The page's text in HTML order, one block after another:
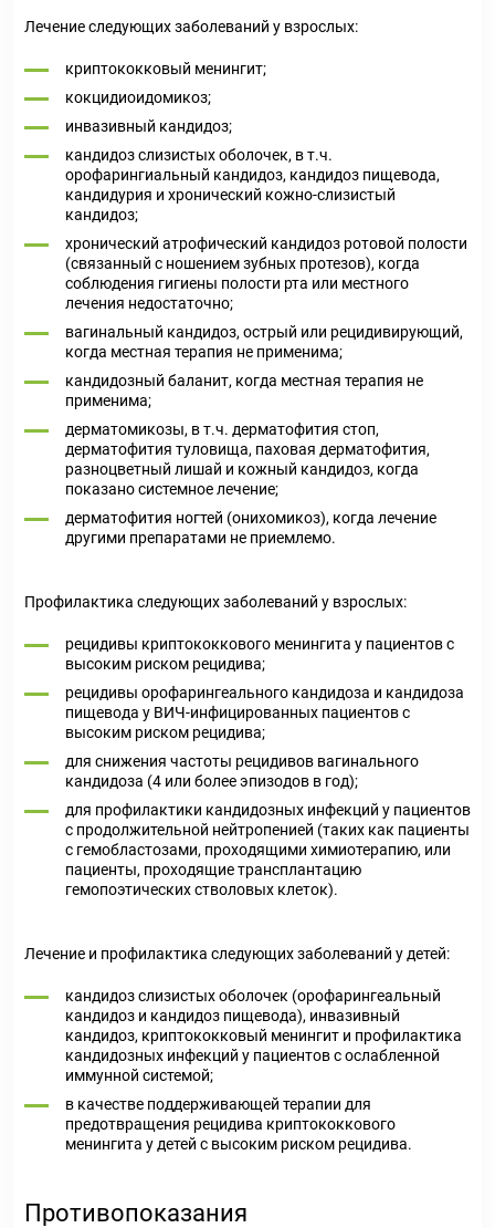
Лечение следующих заболеваний у взрослых:
криптококковый менингит;
кокцидиоидомикоз;
инвазивный кандидоз;
кандидоз слизистых оболочек, в т.ч.
орофарингиальный кандидоз, кандидоз пищевода,
кандидурия и хронический кожно-слизистый
кандидоз;
хронический атрофический кандидоз ротовой полости
(связанный с ношением зубных протезов), когда
соблюдения гигиены полости рта или местного
лечения недостаточно;
вагинальный кандидоз, острый или рецидивирующий,
когда местная терапия не применима;
кандидозный баланит, когда местная терапия не
применима;
дерматомикозы, в т.ч. дерматофития стоп,
дерматофития туловища, паховая дерматофития,
разноцветный лишай и кожный кандидоз, когда
показано системное лечение;
дерматофития ногтей (онихомикоз), когда лечение
другими препаратами не приемлемо.
Профилактика следующих заболеваний у взрослых:
рецидивы криптококкового менингита у пациентов с
высоким риском рецидива;
рецидивы орофарингеального кандидоза и кандидоза
пищевода у ВИЧ-инфицированных пациентов с
высоким риском рецидива;
для снижения частоты рецидивов вагинального
кандидоза (4 или более эпизодов в год);
для профилактики кандидозных инфекций у пациентов
с продолжительной нейтропенией (таких как пациенты
с гемобластозами, проходящими химиотерапию, или
пациенты, проходящие трансплантацию
гемопоэтических стволовых клеток).
Лечение и профилактика следующих заболеваний у детей:
кандидоз слизистых оболочек (орофарингеальный
кандидоз и кандидоз пищевода), инвазивный
кандидоз, криптококковый менингит и профилактика
кандидозных инфекций у пациентов с ослабленной
иммунной системой;
в качестве поддерживающей терапии для
предотвращения рецидива криптококкового
менингита у детей с высоким риском рецидива.
Противопоказания